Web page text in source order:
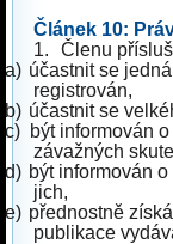
Článek 10:
1.
Členu
a) účastnit se
registrován,
b) účastnit se
c) být informován
závažných
d) být informován
jich,
e) přednostně
publikace